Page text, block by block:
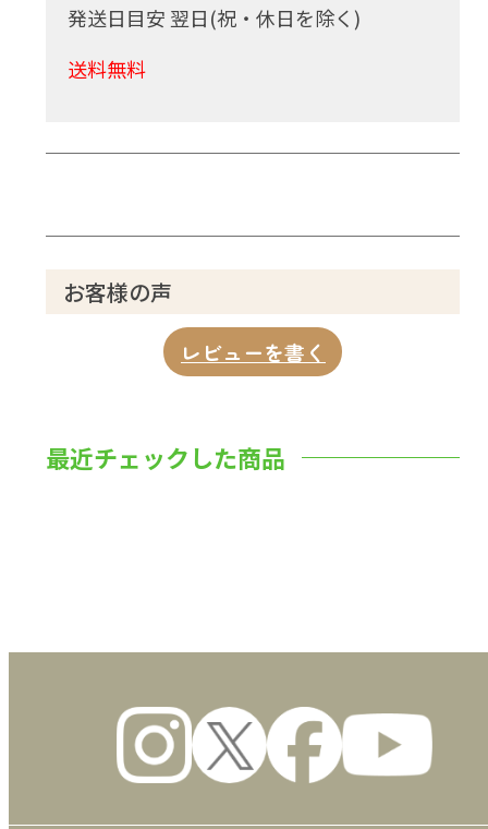
発送日目安 翌日(祝・休日を除く)
送料無料
お客様の声
レビューを書く
最近チェックした商品